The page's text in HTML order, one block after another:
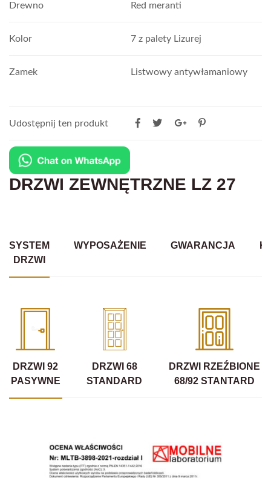
Drewno Red meranti
Kolor 7 z palety Lizurej
Zamek Listwowy antywłamaniowy
Udostępnij ten produkt
DRZWI ZEWNĘTRZNE LZ 27
SYSTEM
DRZWI
WYPOSAŻENIE GWARANCJA
DRZWI 92
PASYWNE
DRZWI 68
STANDARD
DRZWI RZEŹBIONE
68/92 STANTARD